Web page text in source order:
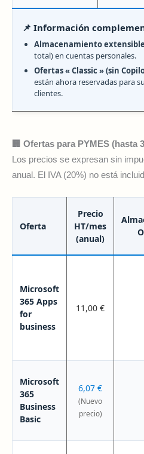
📌 Información
Almacenamiento
total) en cuentas personales.
Ofertas « Classic » (sin
están ahora reservadas para
clientes.
🏢 Ofertas para PYMES (hasta
Los precios se expresan sin
anual. El IVA (20%) no está
Oferta
Precio
HT/mes
(anual)
Microsoft
365 Apps
for
business
11,00 €
Microsoft
365
Business
Basic
6,07 €
(Nuevo
precio)